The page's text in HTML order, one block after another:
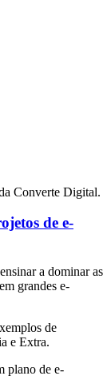
Converte Digital.
de e-
a dominar as
grandes e-
de
e Extra.
plano de e-